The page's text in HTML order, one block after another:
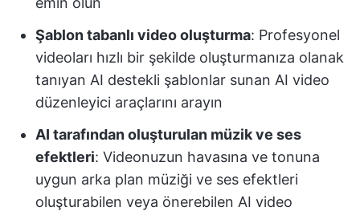
Şablon tabanlı video oluşturma: Profesyonel
videoları hızlı bir şekilde oluşturmanıza olanak
tanıyan AI destekli şablonlar sunan AI video
düzenleyici araçlarını arayın
AI tarafından oluşturulan müzik ve ses
efektleri: Videonuzun havasına ve tonuna
uygun arka plan müziği ve ses efektleri
oluşturabilen veya önerebilen AI video